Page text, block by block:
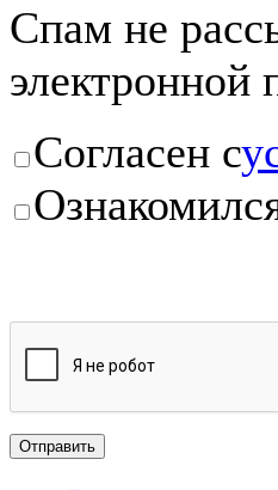
Спам не
электронной
Согласен с